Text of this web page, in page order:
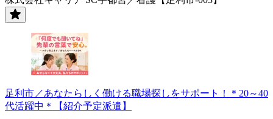
足利市／あなたらしく働ける職場探しをサポート！＊20～40
代活躍中＊【紹介予定派遣】